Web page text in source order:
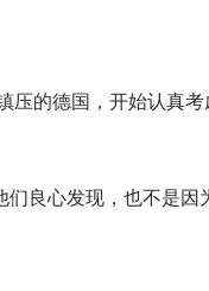
压的德国，开始认真考
良心发现，也不是因